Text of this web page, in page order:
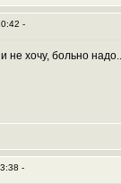
-
не хочу, больно
-